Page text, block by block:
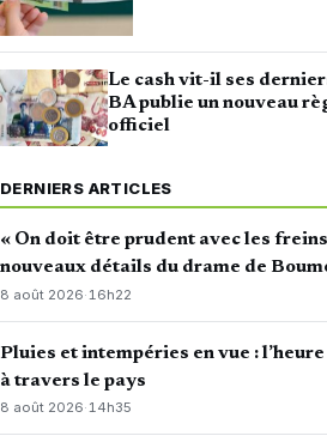
Le cash vit-il ses
BA publie un nouveau
officiel
DERNIERS ARTICLES
« On doit être prudent avec les
nouveaux détails du drame de
8 août 2026·16h22
Pluies et intempéries en vue :
à travers le pays
8 août 2026·14h35